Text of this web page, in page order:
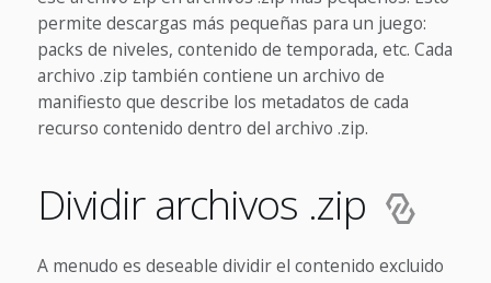
permite descargas más pequeñas para un juego:
packs de niveles, contenido de temporada, etc. Cada
archivo .zip también contiene un archivo de
manifiesto que describe los metadatos de cada
recurso contenido dentro del archivo .zip.
Dividir archivos .zip
A menudo es deseable dividir el contenido excluido